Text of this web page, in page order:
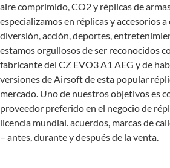
aire comprimido, CO2 y réplicas de
especializamos en réplicas y accesorios a
diversión, acción, deportes,
estamos orgullosos de ser reconocidos
fabricante del CZ EVO3 A1 AEG y de
versiones de Airsoft de esta popular
mercado. Uno de nuestros objetivos es
proveedor preferido en el negocio de
licencia mundial. acuerdos, marcas de
– antes, durante y después de la venta.